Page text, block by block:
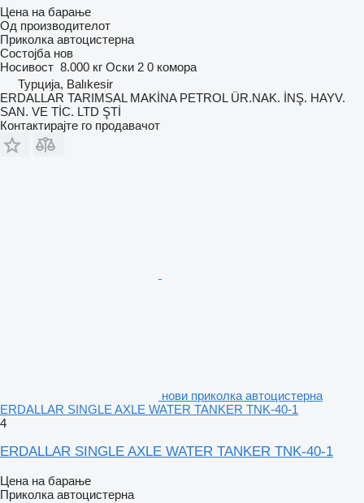
Цена на барање
Од производителот
Приколка автоцистерна
Состојба нов
Носивост 8.000 кг Оски 2 0 комора
Турција, Balıkesir
ERDALLAR TARIMSAL MAKİNA PETROL ÜR.NAK. İNŞ. HAYV.
SAN. VE TİC. LTD ŞTİ
Контактирајте го продавачот
нови приколка автоцистерна
ERDALLAR SINGLE AXLE WATER TANKER TNK-40-1
4
ERDALLAR SINGLE AXLE WATER TANKER TNK-40-1
Цена на барање
Приколка автоцистерна